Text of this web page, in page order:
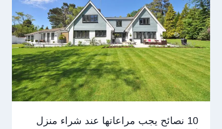
10 نصائح يجب مراعاتها عند شراء منزل